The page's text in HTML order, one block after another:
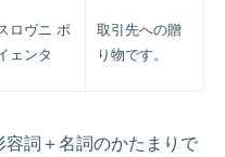
ロヴニ ポ
ェンタ
取引先への贈
り物です。
容詞＋名詞のかたまりで